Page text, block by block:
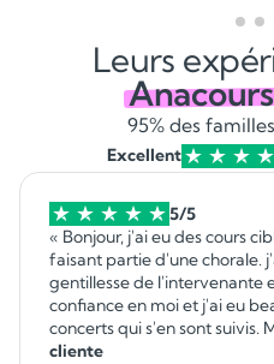
Leurs
95% des
Excellent
5/5
« Bonjour, j'ai eu des cours
faisant partie d'une chorale.
gentillesse de l'intervenante
confiance en moi et j'ai eu beaucoup
concerts qui s'en sont suivis.
cliente